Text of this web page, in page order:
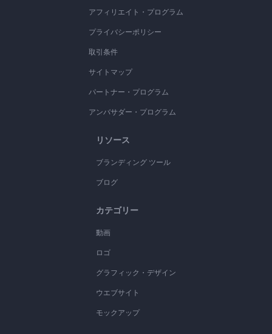
アフィリエイト・プログラム
プライバシーポリシー
取引条件
サイトマップ
パートナー・プログラム
アンバサダー・プログラム
リソース
ブランディング ツール
ブログ
カテゴリー
動画
ロゴ
グラフィック・デザイン
ウエブサイト
モックアップ